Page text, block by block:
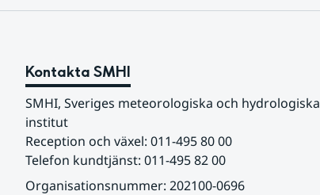
Kontakta SMHI
SMHI, Sveriges meteorologiska och hydrologiska
institut
Reception och växel: 011-495 80 00
Telefon kundtjänst: 011-495 82 00
Organisationsnummer: 202100-0696